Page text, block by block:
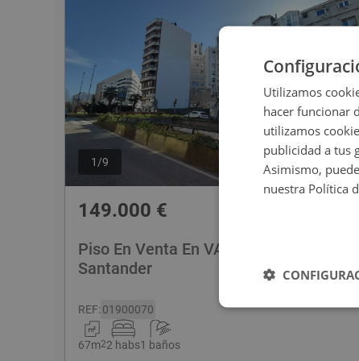
1 /9
149.000 €
Piso En Venta En VALDECILLA, 7,
Santander
REF:01900070
67m22 habs1 baños
Utilizamos
hacer funcionar
utilizamos
publicidad a tus
Asimismo,
nuestra Política